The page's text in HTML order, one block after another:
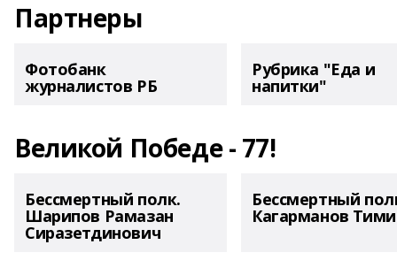
Партнеры
Фотобанк
журналистов РБ
Рубрика "Еда и
напитки"
Великой Победе - 77!
Бессмертный полк.
Шарипов Рамазан
Сиразетдинович
Бессмертный
Кагарманов